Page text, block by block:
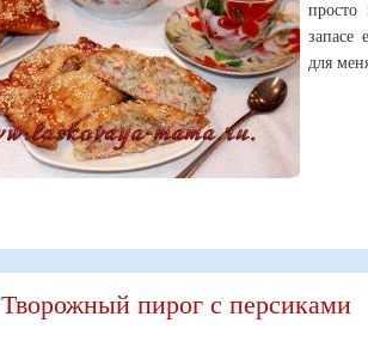
запасе
для
Творожный пирог с персиками